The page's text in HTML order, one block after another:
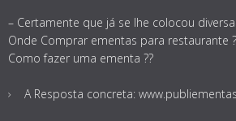
– Certamente que já se lhe colocou
Onde Comprar ementas para restaurante
Como fazer uma ementa ??
A Resposta concreta: